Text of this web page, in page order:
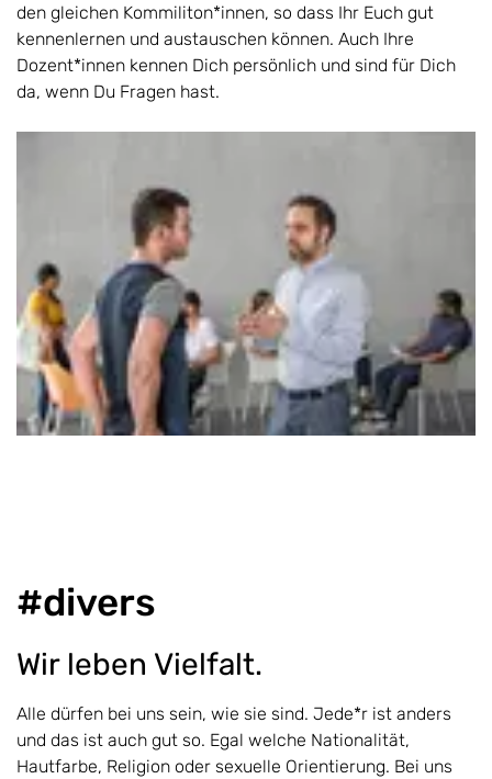
den gleichen Kommiliton*innen, so dass Ihr Euch gut
kennenlernen und austauschen können. Auch Ihre
Dozent*innen kennen Dich persönlich und sind für Dich
da, wenn Du Fragen hast.
#divers
Wir leben Vielfalt.
Alle dürfen bei uns sein, wie sie sind. Jede*r ist anders
und das ist auch gut so. Egal welche Nationalität,
Hautfarbe, Religion oder sexuelle Orientierung. Bei uns